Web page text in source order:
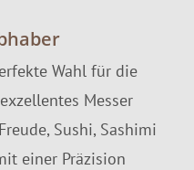
Wahl für die
Messer
Sushi, Sashimi
einer Präzision